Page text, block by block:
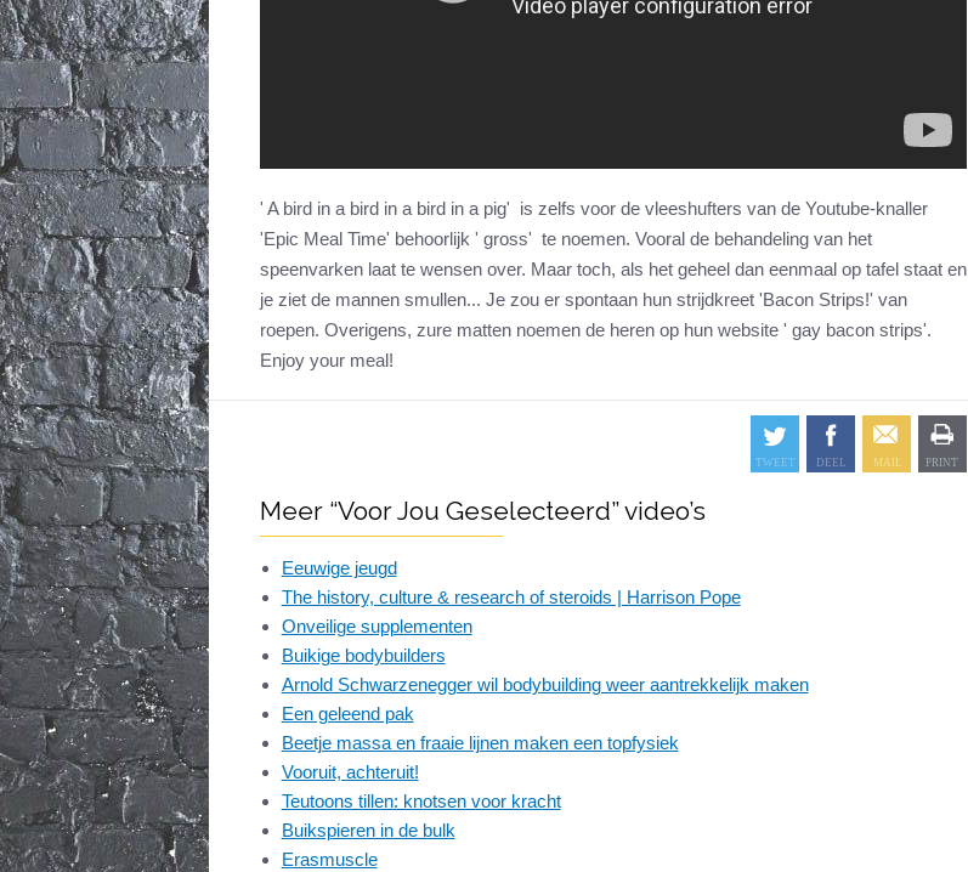
Veel gestelde vragen
' A bird in a bird in a bird in a pig' is zelfs voor de vleeshufters van de Youtube-knaller
'Epic Meal Time' behoorlijk ' gross' te noemen. Vooral de behandeling van het
speenvarken laat te wensen over. Maar toch, als het geheel dan eenmaal op tafel staat en
je ziet de mannen smullen... Je zou er spontaan hun strijdkreet 'Bacon Strips!' van
roepen. Overigens, zure matten noemen de heren op hun website ' gay bacon strips'.
Enjoy your meal!
Meer “Voor Jou Geselecteerd” video’s
Eeuwige jeugd
The history, culture & research of steroids | Harrison Pope
Onveilige supplementen
Buikige bodybuilders
Arnold Schwarzenegger wil bodybuilding weer aantrekkelijk maken
Een geleend pak
Beetje massa en fraaie lijnen maken een topfysiek
Vooruit, achteruit!
Teutoons tillen: knotsen voor kracht
Buikspieren in de bulk
Erasmuscle